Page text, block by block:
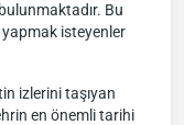
Bu
isteyenler
izlerini taşıyan
en önemli tarihi